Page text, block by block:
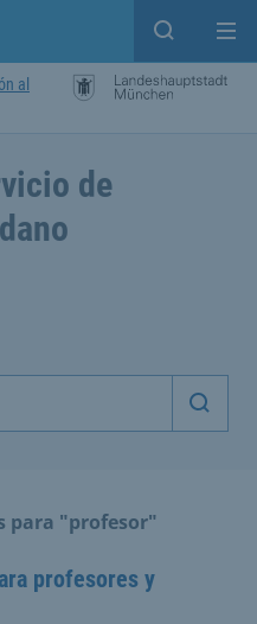
Open
al
de
para "profesor"
profesores y